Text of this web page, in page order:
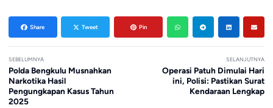
Share Tweet Pin
SEBELUMNYA
Polda Bengkulu Musnahkan
Narkotika Hasil
Pengungkapan Kasus Tahun
2025
SELANJUTNYA
Operasi Patuh Dimulai Hari
ini, Polisi: Pastikan Surat
Kendaraan Lengkap